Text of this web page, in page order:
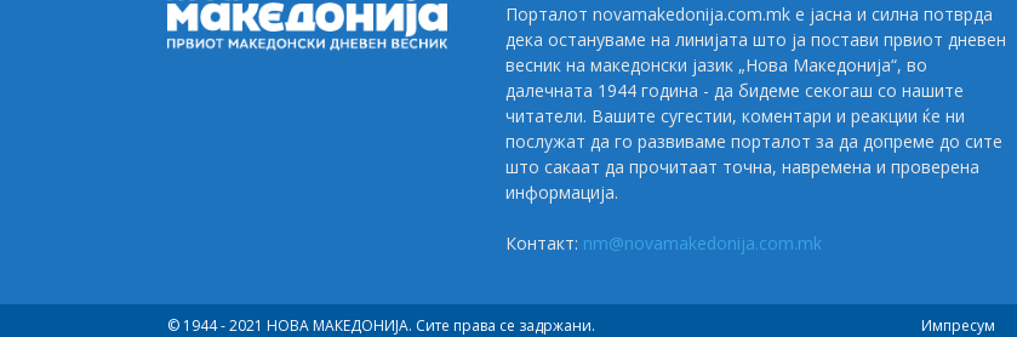
Порталот novamakedonija.com.mk е јасна и силна потврда
дека остануваме на линијата што ја постави првиот дневен
весник на македонски јазик „Нова Македонија“, во
далечната 1944 година - да бидеме секогаш со нашите
читатели. Вашите сугестии, коментари и реакции ќе ни
послужат да го развиваме порталот за да допреме до сите
што сакаат да прочитаат точна, навремена и проверена
информација.
Контакт: nm@novamakedonija.com.mk
Импресум
© 1944 - 2021 НОВА МАКЕДОНИЈА. Сите права се задржани.